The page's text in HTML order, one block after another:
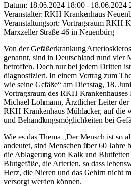
Datum: 18.06.2024 18:00 - 18.06.2024
Veranstalter: RKH Krankenhaus
Veranstaltungsort: Vortragsraum RKH
Marxzeller Straße 46 in Neuenbürg
Von der Gefäßerkrankung
genannt, sind in Deutschland rund vier
betroffen. Doch nur bei jedem Dritten
diagnostiziert. In einem Vortrag zum
wie seine Gefäße“ am Dienstag, 18.
Vortragsraum des RKH Krankenhauses
Michael Lohmann, Ärztlicher Leiter der
RKH Krankenhaus Mühlacker, auf die
und Behandlungsmöglichkeiten bei
Wie es das Thema „Der Mensch ist so
andeutet, sind Menschen über 60 Jahre
die Ablagerung von Kalk und Blutfetten
Blutgefäße, die Arterien, so dass
Herz, die Nieren und das Gehirn nicht
versorgt werden können.